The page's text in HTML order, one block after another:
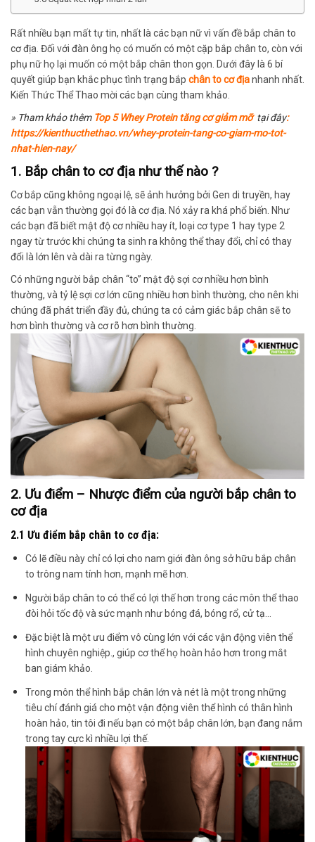
Rất nhiều bạn mất tự tin, nhất là các bạn nữ vì vấn đề bắp chân to
cơ địa. Đối với đàn ông họ có muốn có một cặp bắp chân to, còn với
phụ nữ họ lại muốn có một bắp chân thon gọn . Dưới đây là 6 bí
quyết giúp bạn khắc phục tình trạng bắp chân to cơ địanhanh nhất.
Kiến Thức Thể Thao mời các bạn cùng tham khảo.
» Tham khảo thêm Top 5 Whey Protein tăng cơ giảm mỡ tại đây:
https://kienthucthethao.vn/whey-protein-tang-co-giam-mo-tot-
nhat-hien-nay/
1. Bắp chân to cơ địa như thế nào ?
Cơ bắp cũng không ngoại lệ, sẽ ảnh hưởng bởi Gen di truyền, hay
các bạn vẫn thường gọi đó là cơ địa. Nó xảy ra khá phổ biến Như
các bạn đã biếtmật độ cơ nhiều hay ít, loại cơ type 1 hay type 2
ngaytừ trước khi chúng ta sinh ra không thể thay đổi, chỉ có thay
đổi là lớn lên và dài ra từng ngày.
Có những người bắp chân “to” mật độ sợi cơ nhiều hơn bình
thường, và tỷ lệ sợi cơ lớn cũng nhiều hơn bình thường, cho nên khi
chúng đã phát triển đầy đủ, chúng ta có cảm giác bắp chân sẽ to
hơn bình thường và cơ rõ hơn bình thường
2. Ưu điểm – Nhược điểm của người bắp chân to
cơ địa
2.1 Ưu điểm bắp chân to cơ địa:
Có lẽ điều này chỉ có lợi cho nam giới đàn ông sở hữu bắp chân
to trông nam tính hơn, mạnh mẽ hơn.
Người bắp chân to có thể có lợi thế hơn trong các môn thể thao
đòi hỏi tốc độ và sức mạnh như bóng đá, bóng rổ, cử tạ…
Đặc biệt là một ưu điểm vô cùng lớn với các vận động viên thể
hình chuyên nghiệp., giúp cơ thể họ hoàn hảo hơn trong mắt
ban giám khảo.
Trong môn thể hình bắp chân lớn và nét là một trong những
tiêu chí đánh giá cho một vận động viên thể hình có thân hình
hoàn hảo, tin tôi đi nếu bạn có một bắp chân lớn, bạn đang nắm
trong tay cực kì nhiều lợi thế.